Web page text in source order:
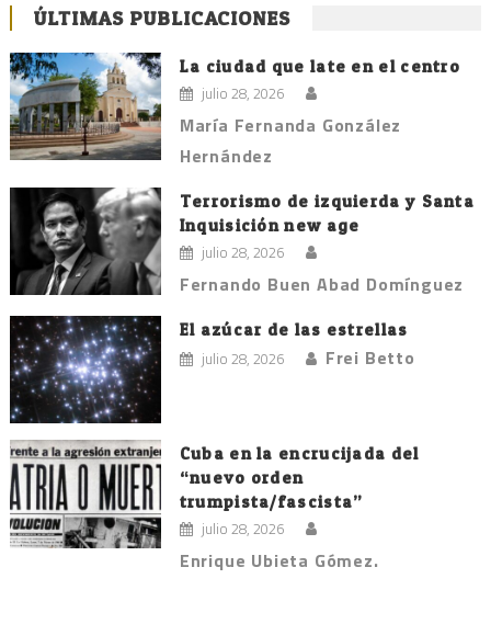
ÚLTIMAS PUBLICACIONES
La ciudad que late en el centro
julio 28, 2026
María Fernanda González
Hernández
Terrorismo de izquierda y Santa
Inquisición new age
julio 28, 2026
Fernando Buen Abad Domínguez
El azúcar de las estrellas
julio 28, 2026 Frei Betto
Cuba en la encrucijada del
“nuevo orden
trumpista/fascista”
julio 28, 2026
Enrique Ubieta Gómez.